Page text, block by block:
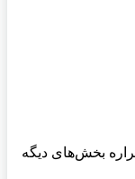
بخش‌های دیگه